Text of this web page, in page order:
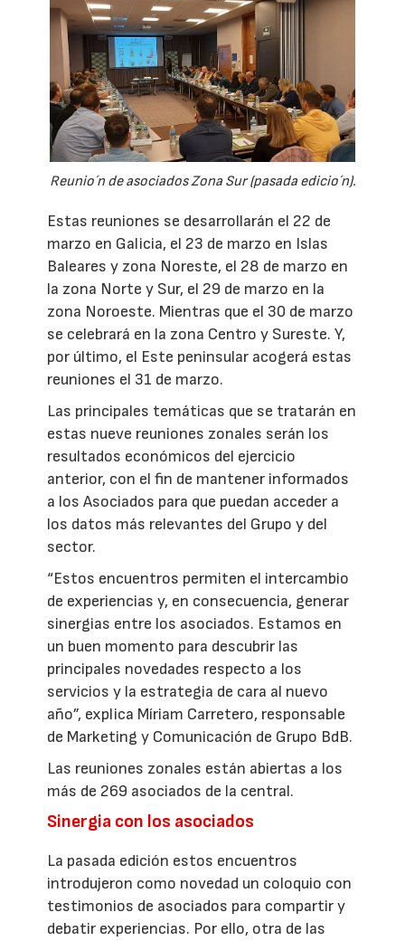
Reunio´n de asociados Zona Sur (pasada edicio´n).
Estas reuniones se desarrollarán el 22 de
marzo en Galicia, el 23 de marzo en Islas
Baleares y zona Noreste, el 28 de marzo en
la zona Norte y Sur, el 29 de marzo en la
zona Noroeste. Mientras que el 30 de marzo
se celebrará en la zona Centro y Sureste. Y,
por último, el Este peninsular acogerá estas
reuniones el 31 de marzo.
Las principales temáticas que se tratarán en
estas nueve reuniones zonales serán los
resultados económicos del ejercicio
anterior, con el fin de mantener informados
a los Asociados para que puedan acceder a
los datos más relevantes del Grupo y del
sector.
“Estos encuentros permiten el intercambio
de experiencias y, en consecuencia, generar
sinergias entre los asociados. Estamos en
un buen momento para descubrir las
principales novedades respecto a los
servicios y la estrategia de cara al nuevo
año”, explica Míriam Carretero, responsable
de Marketing y Comunicación de Grupo BdB.
Las reuniones zonales están abiertas a los
más de 269 asociados de la central.
Sinergia con los asociados
La pasada edición estos encuentros
introdujeron como novedad un coloquio con
testimonios de asociados para compartir y
debatir experiencias. Por ello, otra de las